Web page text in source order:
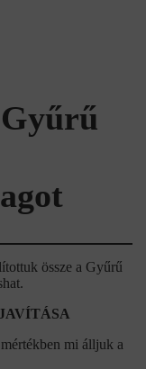
össze a Gyűrű
mi álljuk a